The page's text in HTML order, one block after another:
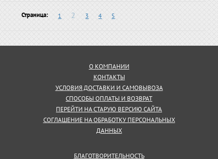
Страница: 1 2 3 4 5
О КОМПАНИИ
КОНТАКТЫ
УСЛОВИЯ ДОСТАВКИ И САМОВЫВОЗА
СПОСОБЫ ОПЛАТЫ И ВОЗВРАТ
ПЕРЕЙТИ НА СТАРУЮ ВЕРСИЮ САЙТА
СОГЛАШЕНИЕ НА ОБРАБОТКУ ПЕРСОНАЛЬНЫХ
ДАННЫХ
БЛАГОТВОРИТЕЛЬНОСТЬ